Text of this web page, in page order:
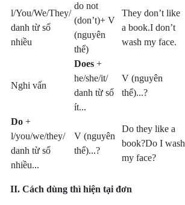
l/You/We/They/
danh từ số
nhiều
do not
(don’t)+ V
(nguyên
thể)
They don’t like
a book.I don’t
wash my face.
Nghi vấn
Does +
he/she/it/
danh từ số
ít...
V (nguyên
thể)...?
Do +
l/you/we/they/
danh từ số
nhiều...
V (nguyên
thể)...?
Do they like a
book?Do I wash
my face?
II. Cách dùng thì hiện tại đơn